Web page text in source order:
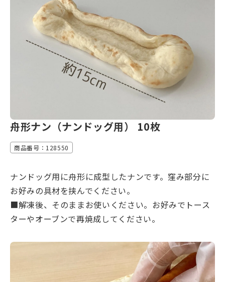
舟形ナン（ナンドッグ用） 10枚
商品番号：128550
ナンドッグ用に舟形に成型したナンです。窪み部分に
お好みの具材を挟んでください。
■解凍後、そのままお使いください。お好みでトース
ターやオーブンで再焼成してください。